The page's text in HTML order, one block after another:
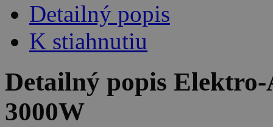
Detailný popis
K stiahnutiu
Detailný popis
3000W